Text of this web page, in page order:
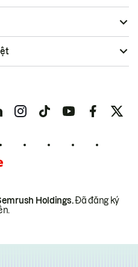
Holdings.Đã đăng ký